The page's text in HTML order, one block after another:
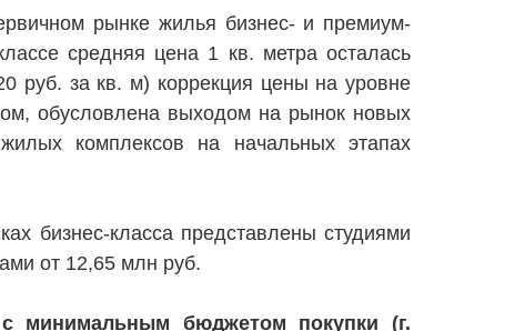
рынке жилья бизнес- и премиум-
средняя цена 1 кв. метра осталась
руб. за кв. м) коррекция цены на уровне
обусловлена выходом на рынок новых
комплексов на начальных этапах
бизнес-класса представлены студиями
от 12,65 млн руб.
минимальным бюджетом покупки (г.